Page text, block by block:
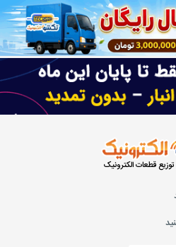
توزیع قطعات الکترونیک